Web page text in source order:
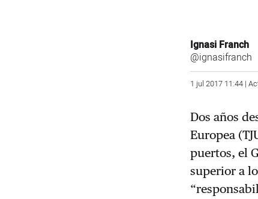
Ignasi Franch
@ignasifranch
1 jul 2017 11:44 |
Dos años
Europea
puertos, el
superior a